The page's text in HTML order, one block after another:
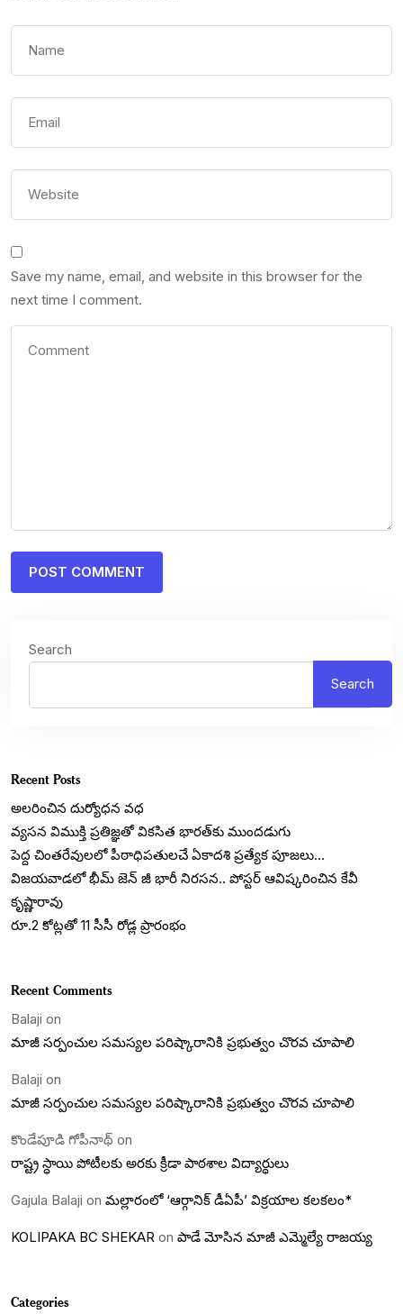
Save my name, email, and website in this browser for the
next time I comment.
Search
Search
Recent Posts
అలరించిన దుర్యోధన వధ
వ్యసన విముక్తి ప్రతిజ్ఞతో వికసిత భారత్‌కు ముందడుగు
పెద్ద చింతరేవులలో పీఠాధిపతులచే ఏకాదశి ప్రత్యేక పూజలు…
విజయవాడలో భీమ్ జెన్ జీ భారీ నిరసన.. పోస్టర్ ఆవిష్కరించిన కేవీ
కృష్ణారావు
రూ.2 కోట్లతో 11 సీసీ రోడ్ల ప్రారంభం
Recent Comments
Balaji on
మాజీ సర్పంచుల సమస్యల పరిష్కారానికి ప్రభుత్వం చొరవ చూపాలి
Balaji on
మాజీ సర్పంచుల సమస్యల పరిష్కారానికి ప్రభుత్వం చొరవ చూపాలి
కొండేపూడి గోపీనాథ్ on
రాష్ట్ర స్ధాయి పోటీలకు అరకు క్రీడా పాఠశాల విద్యార్ధులు
Gajula Balaji on మల్లారంలో ‘ఆర్గానిక్ డీఏపీ’ విక్రయాల కలకలం*
KOLIPAKA BC SHEKAR on పాడే మోసిన మాజీ ఎమ్మెల్యే రాజయ్య
Categories